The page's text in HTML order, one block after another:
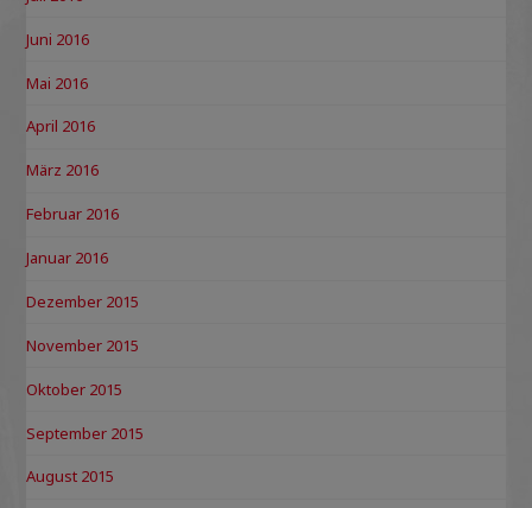
Juni 2016
Mai 2016
April 2016
März 2016
Februar 2016
Januar 2016
Dezember 2015
November 2015
Oktober 2015
September 2015
August 2015